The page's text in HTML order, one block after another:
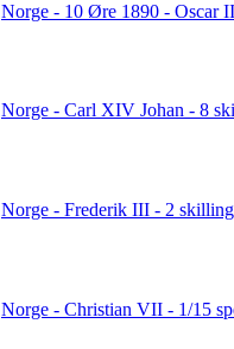
Norge - 10 Øre 1890 - Oscar
Norge - Carl XIV Johan - 8
Norge - Frederik III - 2
Norge - Christian VII - 1/15